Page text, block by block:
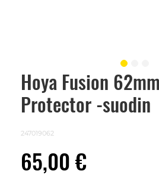
Hoya Fusion
Protector -suodin
247019062
65,00 €
Skip
beginning
images